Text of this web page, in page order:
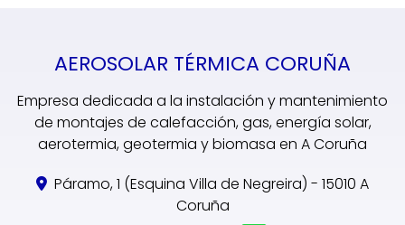
AEROSOLAR TÉRMICA CORUÑA
Empresa dedicada a la instalación y mantenimiento
de montajes de calefacción, gas, energía solar,
aerotermia, geotermia y biomasa en A Coruña
Páramo, 1 (Esquina Villa de Negreira) - 15010 A
Coruña